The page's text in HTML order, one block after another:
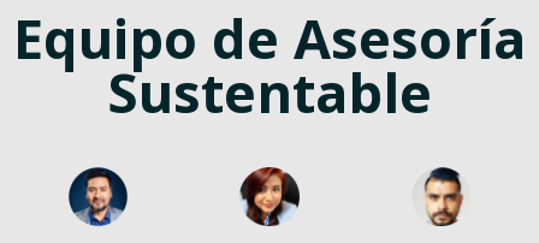
Equipo de Asesoría
Sustentable